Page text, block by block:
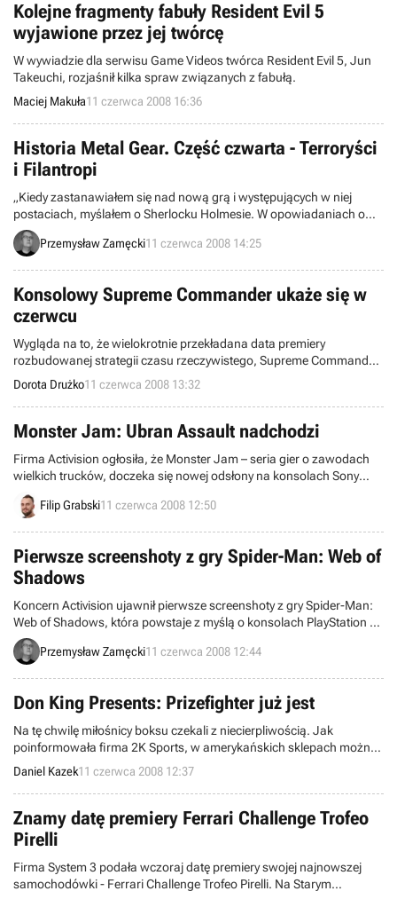
Kolejne fragmenty fabuły Resident Evil 5
wyjawione przez jej twórcę
W wywiadzie dla serwisu Game Videos twórca Resident Evil 5, Jun
Takeuchi, rozjaśnił kilka spraw związanych z fabułą.
Maciej Makuła11 czerwca 2008 16:36
Historia Metal Gear. Część czwarta - Terroryści
i Filantropi
„Kiedy zastanawiałem się nad nową grą i występujących w niej
postaciach, myślałem o Sherlocku Holmesie. W opowiadaniach o
nim narracja poprowadzona jest w trybie pierwszoosobowym,
jednakże narratorem nie jest Sherlock Holmes, a doktor Watson.” –
latach oczekiwania zdecydowali się sięgnąć po Metal Gear Solid 2:
Sons of Liberty.
Przemysław Zamęcki11 czerwca 2008 14:25
Konsolowy Supreme Commander ukaże się w
czerwcu
Wygląda na to, że wielokrotnie przekładana data premiery
rozbudowanej strategii czasu rzeczywistego, Supreme Commander
w wersji dla Xboxa 360, w końcu została ostatecznie ustalona.
Możemy spodziewać się, że gra ujrzy światło dzienne 23 czerwca w
Stanach Zjednoczonych. Niestety nie wiadomo kiedy trafi ona do
Europy. Jest to konwersja produkcji wydanej w lutym ubiegłego roku
Dorota Drużko11 czerwca 2008 13:32
Monster Jam: Ubran Assault nadchodzi
Firma Activision ogłosiła, że Monster Jam – seria gier o zawodach
wielkich trucków, doczeka się nowej odsłony na konsolach Sony
(PS2, PSP) i Nintendo (Wii, DS).
Filip Grabski11 czerwca 2008 12:50
Pierwsze screenshoty z gry Spider-Man: Web of
Shadows
Koncern Activision ujawnił pierwsze screenshoty z gry Spider-Man:
Web of Shadows, która powstaje z myślą o konsolach PlayStation 3 i
Xbox 360.
Przemysław Zamęcki11 czerwca 2008 12:44
Don King Presents: Prizefighter już jest
Na tę chwilę miłośnicy boksu czekali z niecierpliwością. Jak
poinformowała firma 2K Sports, w amerykańskich sklepach można
już znaleźć grę Don King Presents: Prizefighter. Debiut pozycji
poruszającej temat pięściarstwa kreowanej na najlepszą ostatnich
lat, dotyczy wyłącznie wersji na Xboksa 360
Daniel Kazek11 czerwca 2008 12:37
Znamy datę premiery Ferrari Challenge Trofeo
Pirelli
Firma System 3 podała wczoraj datę premiery swojej najnowszej
samochodówki - Ferrari Challenge Trofeo Pirelli. Na Starym